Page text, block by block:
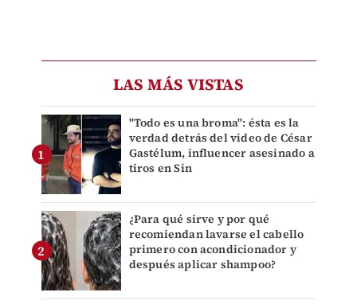
LAS MÁS VISTAS
"Todo es una broma": ésta es la
verdad detrás del video de César
Gastélum, influencer asesinado a
tiros en Sin
¿Para qué sirve y por qué
recomiendan lavarse el cabello
primero con acondicionador y
después aplicar shampoo?